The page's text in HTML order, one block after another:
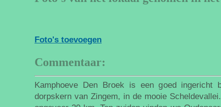
Foto's toevoegen
Commentaar:
Kamphoeve Den Broek is een goed ingericht
dorpskern van Zingem, in de mooie